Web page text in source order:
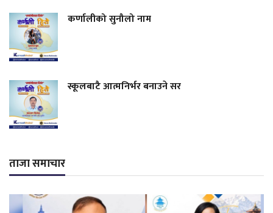
कर्णालीको सुनौलो नाम
स्कूलबाटै आत्मनिर्भर बनाउने सर
ताजा समाचार